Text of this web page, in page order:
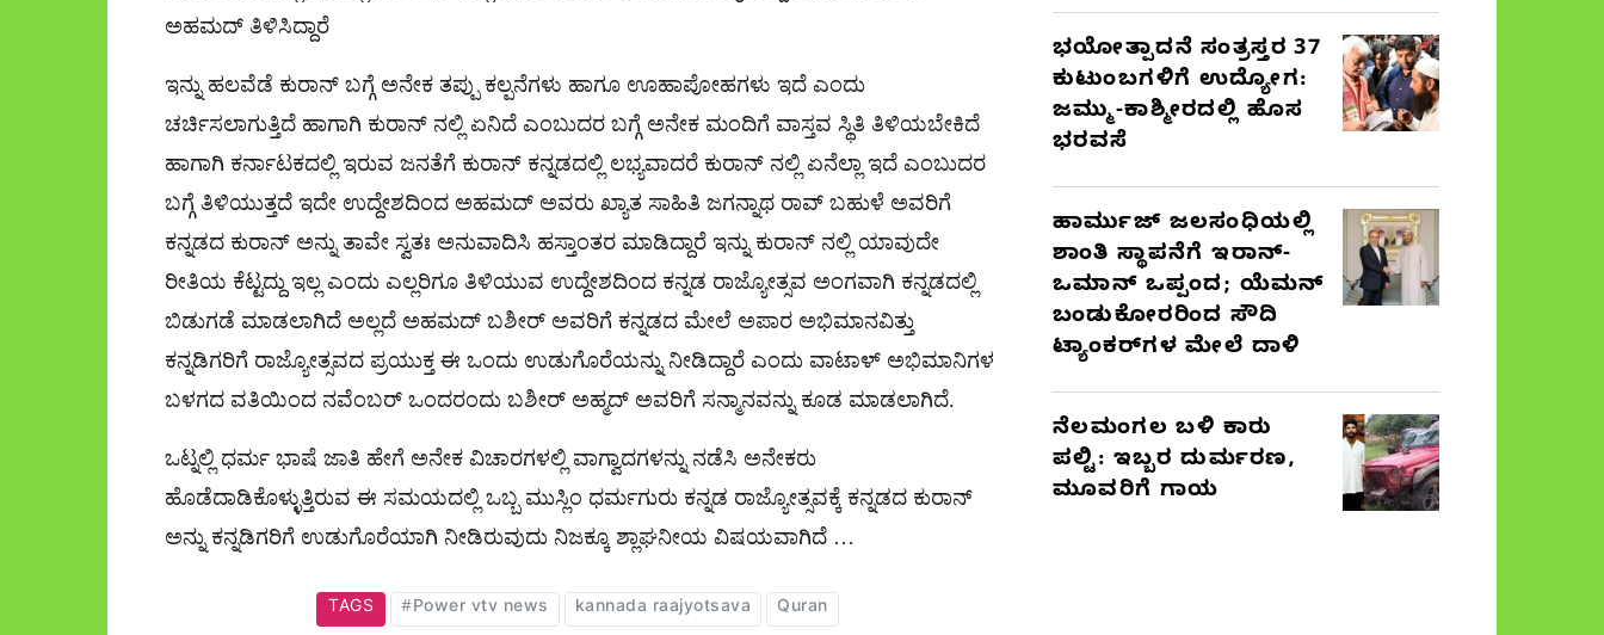
ಅಹಮದ್ ತಿಳಿಸಿದ್ದಾರೆ
ಇನ್ನು ಹಲವೆಡೆ ಕುರಾನ್ ಬಗ್ಗೆ ಅನೇಕ ತಪ್ಪು ಕಲ್ಪನೆಗಳು ಹಾಗೂ ಊಹಾಪೋಹಗಳು ಇದೆ ಎಂದು
ಚರ್ಚಿಸಲಾಗುತ್ತಿದೆ ಹಾಗಾಗಿ ಕುರಾನ್ ನಲ್ಲಿ ಏನಿದೆ ಎಂಬುದರ ಬಗ್ಗೆ ಅನೇಕ ಮಂದಿಗೆ ವಾಸ್ತವ ಸ್ಥಿತಿ ತಿಳಿಯಬೇಕಿದೆ
ಹಾಗಾಗಿ ಕರ್ನಾಟಕದಲ್ಲಿ ಇರುವ ಜನತೆಗೆ ಕುರಾನ್ ಕನ್ನಡದಲ್ಲಿ ಲಭ್ಯವಾದರೆ ಕುರಾನ್ ನಲ್ಲಿ ಏನೆಲ್ಲಾ ಇದೆ ಎಂಬುದರ
ಬಗ್ಗೆ ತಿಳಿಯುತ್ತದೆ ಇದೇ ಉದ್ದೇಶದಿಂದ ಅಹಮದ್ ಅವರು ಖ್ಯಾತ ಸಾಹಿತಿ ಜಗನ್ನಾಥ ರಾವ್ ಬಹುಳೆ ಅವರಿಗೆ
ಕನ್ನಡದ ಕುರಾನ್ ಅನ್ನು ತಾವೇ ಸ್ವತಃ ಅನುವಾದಿಸಿ ಹಸ್ತಾಂತರ ಮಾಡಿದ್ದಾರೆ ಇನ್ನು ಕುರಾನ್ ನಲ್ಲಿ ಯಾವುದೇ
ರೀತಿಯ ಕೆಟ್ಟದ್ದು ಇಲ್ಲ ಎಂದು ಎಲ್ಲರಿಗೂ ತಿಳಿಯುವ ಉದ್ದೇಶದಿಂದ ಕನ್ನಡ ರಾಜ್ಯೋತ್ಸವ ಅಂಗವಾಗಿ ಕನ್ನಡದಲ್ಲಿ
ಬಿಡುಗಡೆ ಮಾಡಲಾಗಿದೆ ಅಲ್ಲದೆ ಅಹಮದ್ ಬಶೀರ್ ಅವರಿಗೆ ಕನ್ನಡದ ಮೇಲೆ ಅಪಾರ ಅಭಿಮಾನವಿತ್ತು
ಕನ್ನಡಿಗರಿಗೆ ರಾಜ್ಯೋತ್ಸವದ ಪ್ರಯುಕ್ತ ಈ ಒಂದು ಉಡುಗೊರೆಯನ್ನು ನೀಡಿದ್ದಾರೆ ಎಂದು ವಾಟಾಳ್ ಅಭಿಮಾನಿಗಳ
ಬಳಗದ ವತಿಯಿಂದ ನವೆಂಬರ್ ಒಂದರಂದು ಬಶೀರ್ ಅಹ್ಮದ್ ಅವರಿಗೆ ಸನ್ಮಾನವನ್ನು ಕೂಡ ಮಾಡಲಾಗಿದೆ.
ಒಟ್ನಲ್ಲಿ ಧರ್ಮ ಭಾಷೆ ಜಾತಿ ಹೇಗೆ ಅನೇಕ ವಿಚಾರಗಳಲ್ಲಿ ವಾಗ್ವಾದಗಳನ್ನು ನಡೆಸಿ ಅನೇಕರು
ಹೊಡೆದಾಡಿಕೊಳ್ಳುತ್ತಿರುವ ಈ ಸಮಯದಲ್ಲಿ ಒಬ್ಬ ಮುಸ್ಲಿಂ ಧರ್ಮಗುರು ಕನ್ನಡ ರಾಜ್ಯೋತ್ಸವಕ್ಕೆ ಕನ್ನಡದ ಕುರಾನ್
ಅನ್ನು ಕನ್ನಡಿಗರಿಗೆ ಉಡುಗೊರೆಯಾಗಿ ನೀಡಿರುವುದು ನಿಜಕ್ಕೂ ಶ್ಲಾಘನೀಯ ವಿಷಯವಾಗಿದೆ …
TAGS #Power vtv news kannada raajyotsava Quran
ಭಯೋತ್ಪಾದನೆ ಸಂತ್ರಸ್ತರ 37
ಕುಟುಂಬಗಳಿಗೆ ಉದ್ಯೋಗ:
ಜಮ್ಮು-ಕಾಶ್ಮೀರದಲ್ಲಿ ಹೊಸ
ಭರವಸೆ
ಹಾರ್ಮುಜ್ ಜಲಸಂಧಿಯಲ್ಲಿ
ಶಾಂತಿ ಸ್ಥಾಪನೆಗೆ ಇರಾನ್-
ಒಮಾನ್ ಒಪ್ಪಂದ; ಯೆಮನ್
ಬಂಡುಕೋರರಿಂದ ಸೌದಿ
ಟ್ಯಾಂಕರ್‌ಗಳ ಮೇಲೆ ದಾಳಿ
ನೆಲಮಂಗಲ ಬಳಿ ಕಾರು
ಪಲ್ಟಿ: ಇಬ್ಬರ ದುರ್ಮರಣ,
ಮೂವರಿಗೆ ಗಾಯ